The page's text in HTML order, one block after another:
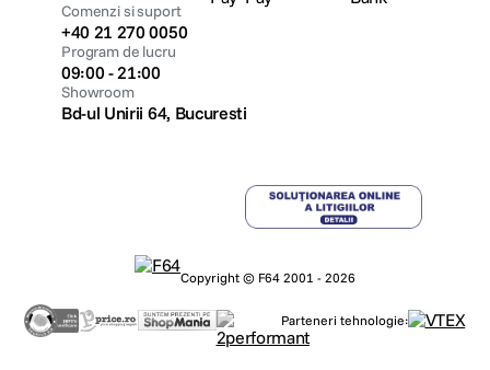
Comenzi si suport
+40 21 270 0050
Program de lucru
09:00 - 21:00
Showroom
Bd-ul Unirii 64, Bucuresti
Copyright © F64 2001 - 2026
Parteneri tehnologie: